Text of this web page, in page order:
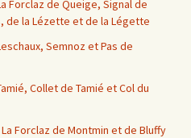
Forclaz de Queige, Signal de
de la Lézette et de la Légette
Semnoz et Pas de
Collet de Tamié et Col du
Forclaz de Montmin et de Bluffy